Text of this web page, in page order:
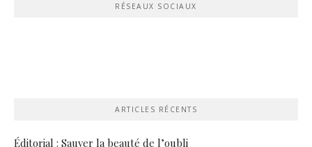
RÉSEAUX SOCIAUX
ARTICLES RÉCENTS
Éditorial : Sauver la beauté de l’oubli